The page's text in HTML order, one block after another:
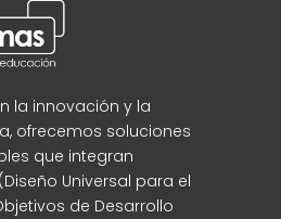
la innovación y la
ofrecemos soluciones
que integran
Universal para el
de Desarrollo